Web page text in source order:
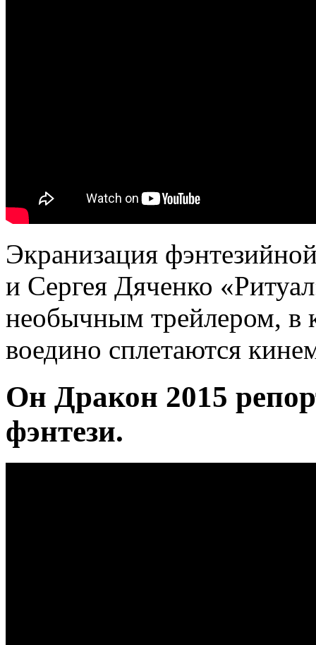
Экранизация
и Сергея Дяченко
необычным трейлером, в
воедино сплетаются
Он Дракон 2015
фэнтези.